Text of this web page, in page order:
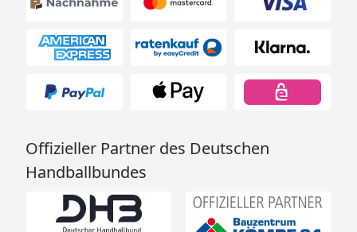
Offizieller Partner des Deutschen
Handballbundes